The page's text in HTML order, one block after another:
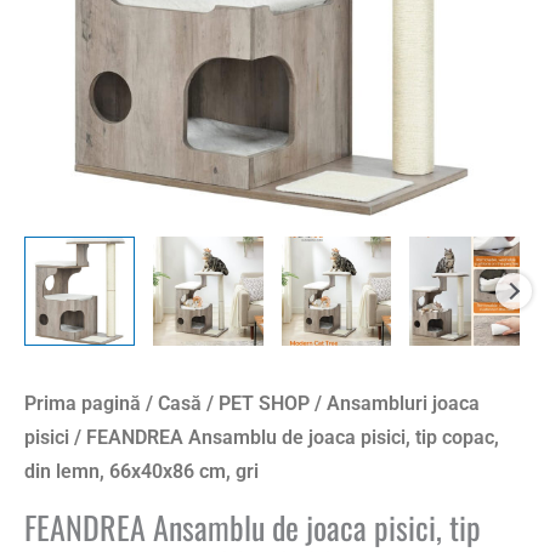
Prima pagină / Casă / PET SHOP / Ansambluri joaca
pisici / FEANDREA Ansamblu de joaca pisici, tip copac,
din lemn, 66x40x86 cm, gri
FEANDREA Ansamblu de joaca pisici, tip